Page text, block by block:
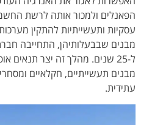
הפאנלים ולמכור אותה לרשת
עסקיות ותעשייתיות להתקין
מבנים שבבעלותיהן, התחייבה
ל-25 שנים. מהלך זה יצר תנאים
מבנים תעשייתיים, חקלאיים
עתידית.